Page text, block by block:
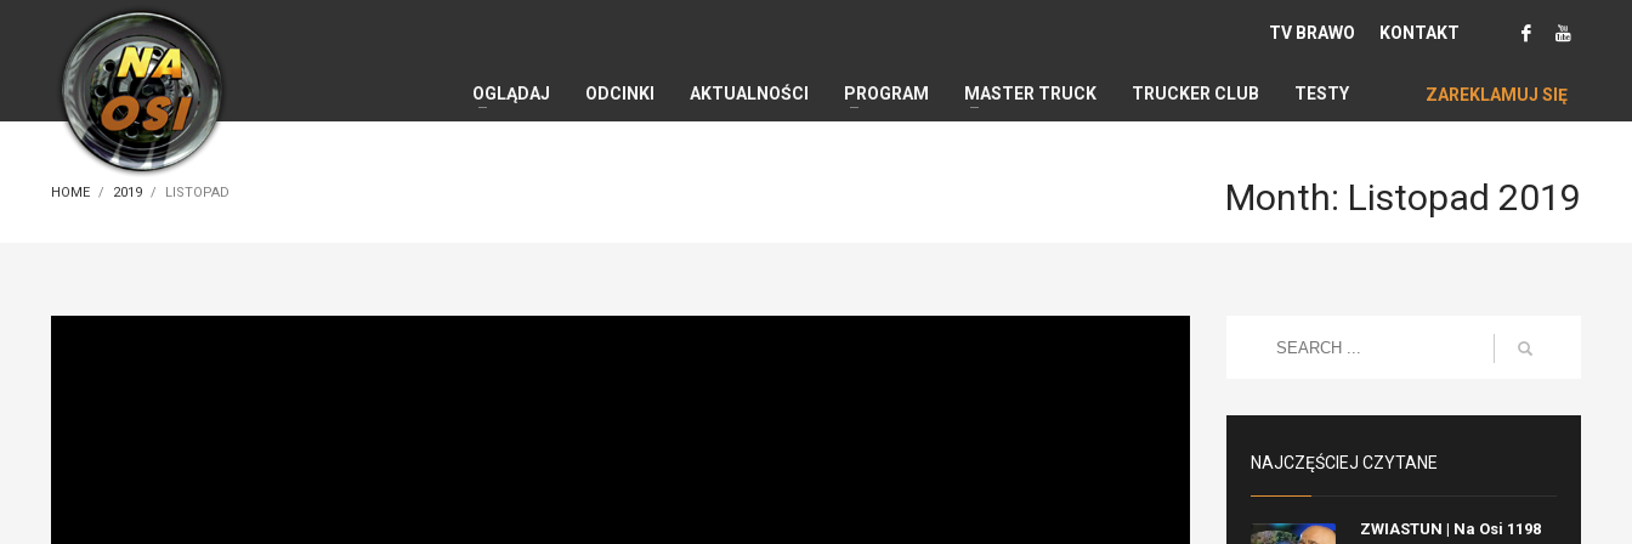
TV BRAWO KONTAKT
OGLĄDAJ ODCINKI AKTUALNOŚCI PROGRAM MASTER TRUCK TRUCKER CLUB TESTY ZAREKLAMUJ SIĘ
HOME 2019 LISTOPAD Month: Listopad 2019
NAJCZĘŚCIEJ CZYTANE
ZWIASTUN | Na Osi 1198